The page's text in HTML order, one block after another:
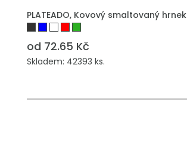
PLATEADO, Kovový smaltovaný hrnek
od 72.65 Kč
Skladem: 42393 ks.